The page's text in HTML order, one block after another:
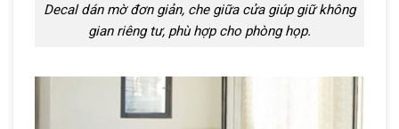
Decal dán mờ đơn giản, che giữa cửa giúp giữ không
gian riêng tư, phù hợp cho phòng họp.